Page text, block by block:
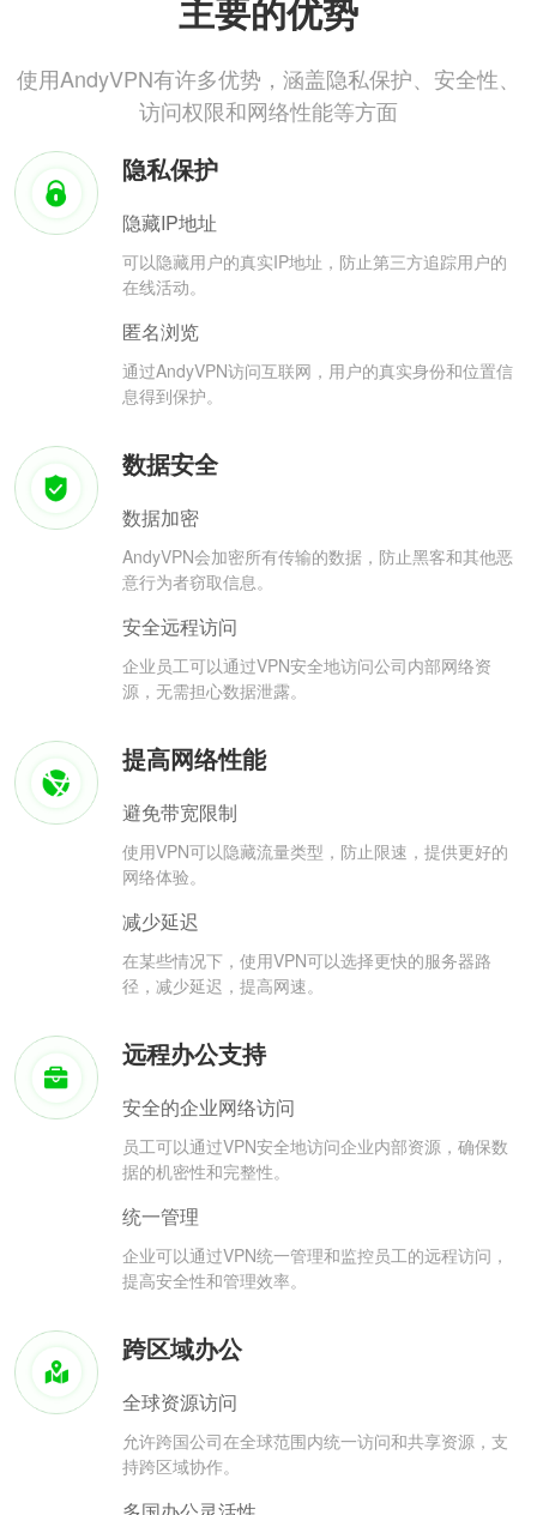
主要的优势
使用AndyVPN有许多优势，涵盖隐私保护、安全性、
访问权限和网络性能等方面
隐私保护
隐藏IP地址
可以隐藏用户的真实IP地址，防止第三方追踪用户的
在线活动。
匿名浏览
通过AndyVPN访问互联网，用户的真实身份和位置信
息得到保护。
数据安全
数据加密
AndyVPN会加密所有传输的数据，防止黑客和其他恶
意行为者窃取信息。
安全远程访问
企业员工可以通过VPN安全地访问公司内部网络资
源，无需担心数据泄露。
提高网络性能
避免带宽限制
使用VPN可以隐藏流量类型，防止限速，提供更好的
网络体验。
减少延迟
在某些情况下，使用VPN可以选择更快的服务器路
径，减少延迟，提高网速。
远程办公支持
安全的企业网络访问
员工可以通过VPN安全地访问企业内部资源，确保数
据的机密性和完整性。
统一管理
企业可以通过VPN统一管理和监控员工的远程访问，
提高安全性和管理效率。
跨区域办公
全球资源访问
允许跨国公司在全球范围内统一访问和共享资源，支
持跨区域协作。